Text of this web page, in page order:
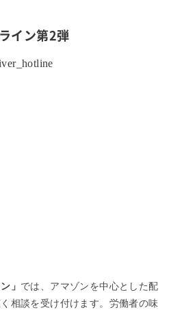
イン第2弾
」 では、アマゾンを中心とした配
相談を受け付けます。労働者の味